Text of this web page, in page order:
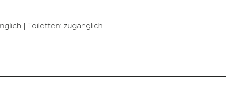
| Toiletten: zugänglich